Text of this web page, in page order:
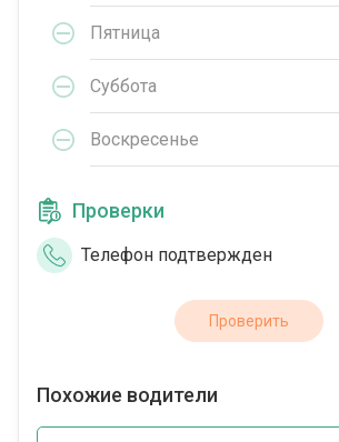
Пятница
Суббота
Воскресенье
Проверки
Телефон подтвержден
Проверить
Похожие водители